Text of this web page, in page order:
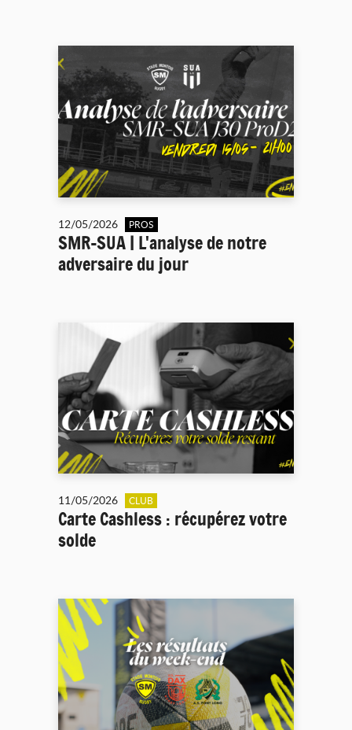
12/05/2026 PROS
SMR-SUA | L'analyse de notre
adversaire du jour
11/05/2026 CLUB
Carte Cashless : récupérez votre
solde